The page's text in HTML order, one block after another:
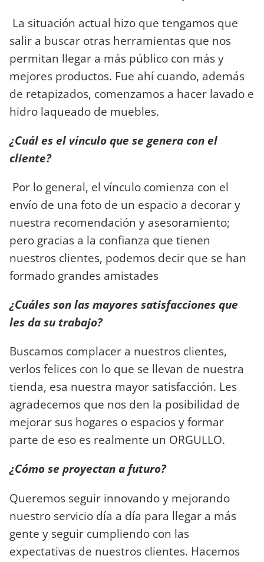
La situación actual hizo que tengamos que
salir a buscar otras herramientas que nos
permitan llegar a más público con más y
mejores productos. Fue ahí cuando, además
de retapizados, comenzamos a hacer lavado e
hidro laqueado de muebles.
¿Cuál es el vínculo que se genera con el
cliente?
Por lo general, el vínculo comienza con el
envío de una foto de un espacio a decorar y
nuestra recomendación y asesoramiento;
pero gracias a la confianza que tienen
nuestros clientes, podemos decir que se han
formado grandes amistades
¿Cuáles son las mayores satisfacciones que
les da su trabajo?
Buscamos complacer a nuestros clientes,
verlos felices con lo que se llevan de nuestra
tienda, esa nuestra mayor satisfacción. Les
agradecemos que nos den la posibilidad de
mejorar sus hogares o espacios y formar
parte de eso es realmente un ORGULLO.
¿Cómo se proyectan a futuro?
Queremos seguir innovando y mejorando
nuestro servicio día a día para llegar a más
gente y seguir cumpliendo con las
expectativas de nuestros clientes. Hacemos